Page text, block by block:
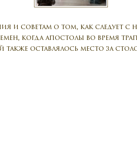
и советам о том, как следует с
когда апостолы во время
оставлялось место за